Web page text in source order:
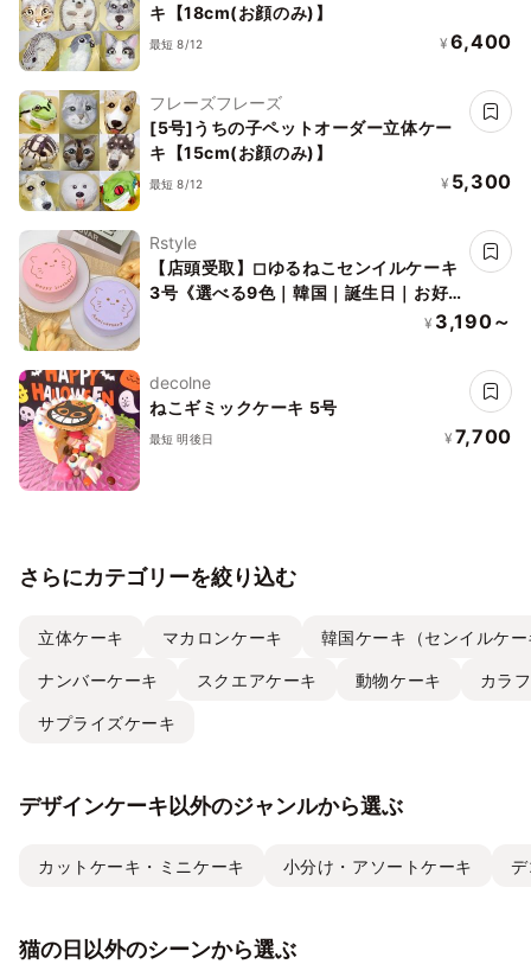
キ【18cm(お顔のみ)】
最短 8/12 ¥ 6,400
フレーズフレーズ
[5号]うちの子ペットオーダー立体ケー
キ【15cm(お顔のみ)】
最短 8/12 ¥ 5,300
Rstyle
【店頭受取】◻︎ゆるねこセンイルケーキ
3号《選べる9色｜韓国｜誕生日｜お好
¥ 3,190～
decolne
ねこギミックケーキ 5号
最短 明後日 ¥ 7,700
さらにカテゴリーを絞り込む
立体ケーキ マカロンケーキ 韓国ケーキ（センイルケ
ナンバーケーキ スクエアケーキ 動物ケーキ カラ
サプライズケーキ
デザインケーキ以外のジャンルから選ぶ
カットケーキ・ミニケーキ 小分け・アソートケーキ
猫の日以外のシーンから選ぶ